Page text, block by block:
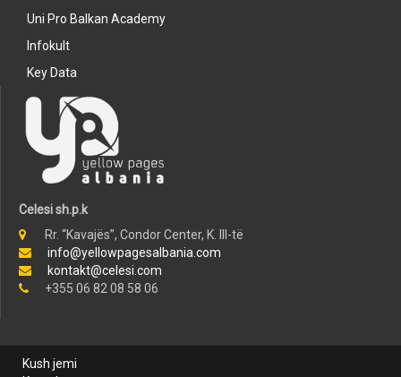
Uni Pro Balkan Academy
Infokult
Key Data
Celesi sh.p.k
Rr. “Kavajës”, Condor Center, K. III-të
info@yellowpagesalbania.com
kontakt@celesi.com
+355 06 82 08 58 06
Kush jemi